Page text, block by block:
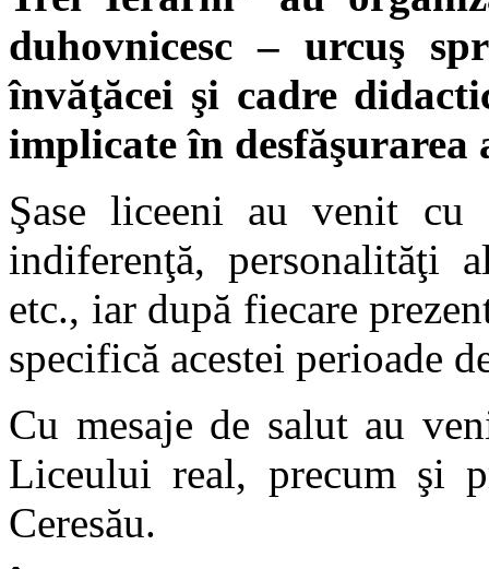
duhovnicesc – urcuş
învăţăcei şi cadre
implicate în desfăşurarea
Şase liceeni au venit cu
indiferenţă, personalităţi
etc., iar după fiecare
specifică acestei perioade
Cu mesaje de salut au
Liceului real, precum şi
Ceresău.